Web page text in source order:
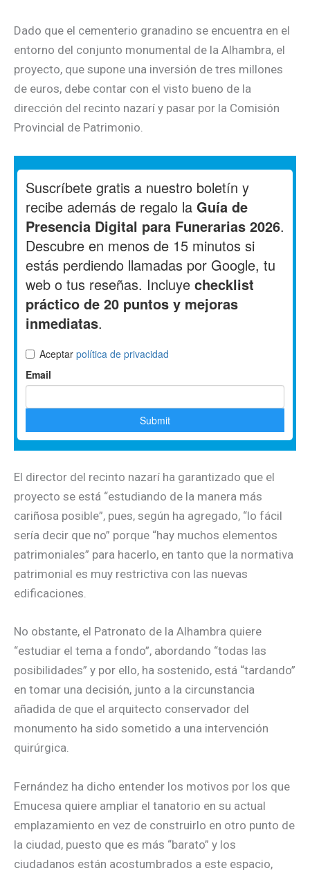
Dado que el cementerio granadino se encuentra en el
entorno del conjunto monumental de la Alhambra, el
proyecto, que supone una inversión de tres millones
de euros, debe contar con el visto bueno de la
dirección del recinto nazarí y pasar por la Comisión
Provincial de Patrimonio.
El director del recinto nazarí ha garantizado que el
proyecto se está “estudiando de la manera más
cariñosa posible”, pues, según ha agregado, “lo fácil
sería decir que no” porque “hay muchos elementos
patrimoniales” para hacerlo, en tanto que la normativa
patrimonial es muy restrictiva con las nuevas
edificaciones.
No obstante, el Patronato de la Alhambra quiere
“estudiar el tema a fondo”, abordando “todas las
posibilidades” y por ello, ha sostenido, está “tardando”
en tomar una decisión, junto a la circunstancia
añadida de que el arquitecto conservador del
monumento ha sido sometido a una intervención
quirúrgica.
Fernández ha dicho entender los motivos por los que
Emucesa quiere ampliar el tanatorio en su actual
emplazamiento en vez de construirlo en otro punto de
la ciudad, puesto que es más “barato” y los
ciudadanos están acostumbrados a este espacio,